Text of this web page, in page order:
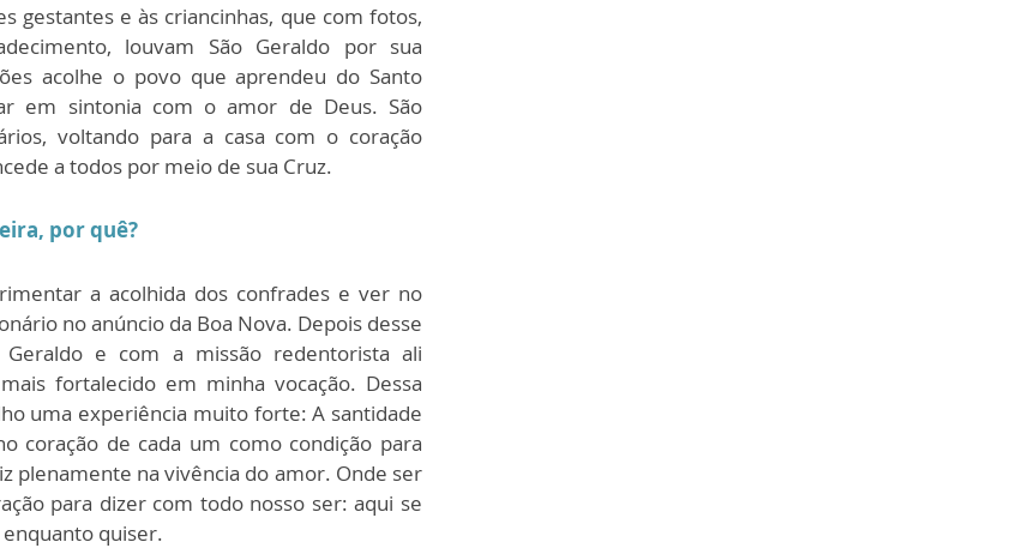
gestantes e às criancinhas, que com fotos,
louvam São Geraldo por sua
acolhe o povo que aprendeu do Santo
em sintonia com o amor de Deus. São
voltando para a casa com o coração
a todos por meio de sua Cruz.
por quê?
a acolhida dos confrades e ver no
no anúncio da Boa Nova. Depois desse
e com a missão redentorista ali
fortalecido em minha vocação. Dessa
uma experiência muito forte: A santidade
coração de cada um como condição para
plenamente na vivência do amor. Onde ser
para dizer com todo nosso ser: aqui se
quiser.